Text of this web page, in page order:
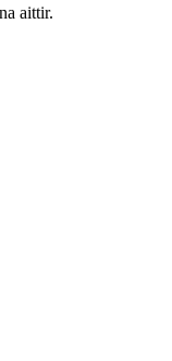
aittir.